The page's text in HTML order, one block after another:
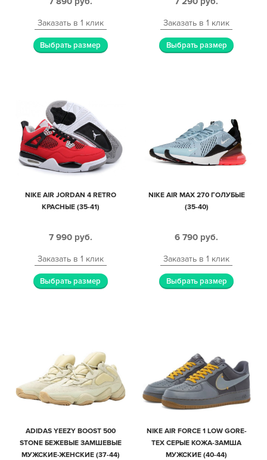
Заказать в 1 клик
Выбрать размер
Заказать в 1 клик
Выбрать размер
NIKE AIR JORDAN 4 RETRO
КРАСНЫЕ (35-41)
7 990 руб.
Заказать в 1 клик
Выбрать размер
NIKE AIR MAX 270 ГОЛУБЫЕ
(35-40)
6 790 руб.
Заказать в 1 клик
Выбрать размер
ADIDAS YEEZY BOOST 500
STONE БЕЖЕВЫЕ ЗАМШЕВЫЕ
МУЖСКИЕ-ЖЕНСКИЕ (37-44)
NIKE AIR FORCE 1 LOW GORE-
TEX СЕРЫЕ КОЖА-ЗАМША
МУЖСКИЕ (40-44)